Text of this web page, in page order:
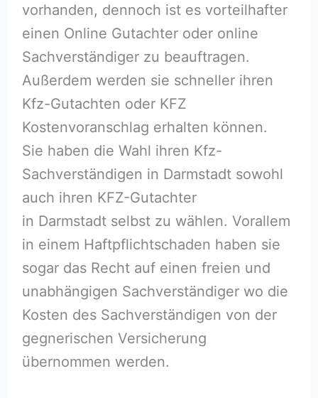
vorhanden, dennoch ist es vorteilhafter
einen Online Gutachter oder online
Sachverständiger zu beauftragen.
Außerdem werden sie schneller ihren
Kfz-Gutachten oder KFZ
Kostenvoranschlag erhalten können.
Sie haben die Wahl ihren Kfz-
Sachverständigen in Darmstadt sowohl
auch ihren KFZ-Gutachter
in Darmstadt selbst zu wählen. Vorallem
in einem Haftpflichtschaden haben sie
sogar das Recht auf einen freien und
unabhängigen Sachverständiger wo die
Kosten des Sachverständigen von der
gegnerischen Versicherung
übernommen werden.